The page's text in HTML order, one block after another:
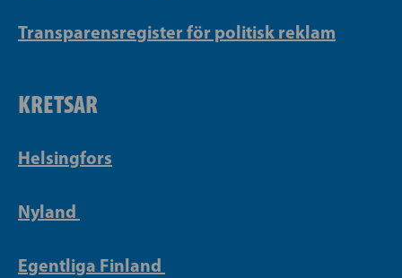
Transparensregister för politisk reklam
KRETSAR
Helsingfors
Nyland
Egentliga Finland